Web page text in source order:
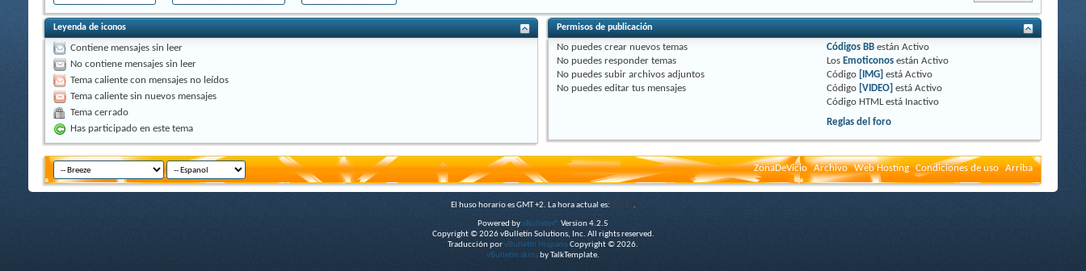
Leyenda de iconos
Contiene mensajes sin leer
No contiene mensajes sin leer
Tema caliente con mensajes no leídos
Tema caliente sin nuevos mensajes
Tema cerrado
Has participado en este tema
Permisos de publicación
No puedes crear nuevos temas
No puedes responder temas
No puedes subir archivos adjuntos
No puedes editar tus mensajes
Códigos BB estánActivo
Los Emoticonos estánActivo
Código [IMG] estáActivo
Código [VIDEO] estáActivo
Código HTML está Inactivo
Reglas del foro
ZonaDeVicio Archivo Web Hosting Condiciones de uso Arriba
El huso horario es GMT +2. La hora actual es: 01:17.
Powered byvBulletin® Version 4.2.5
Copyright © 2026 vBulletin Solutions, Inc. All rights reserved.
Traducción porvBulletin Hispano Copyright © 2026.
vBulletin skins by TalkTemplate.